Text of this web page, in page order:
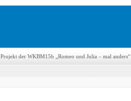
Projekt der WKBM15b „Romeo und Julia – mal anders“